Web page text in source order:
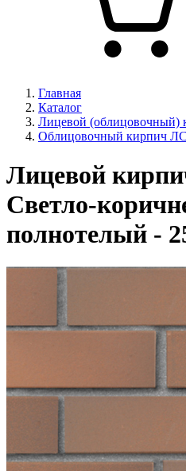
Главная
Каталог
Лицевой (облицовочный)
Облицовочный кирпич
Лицевой
Светло-
полнотелый -